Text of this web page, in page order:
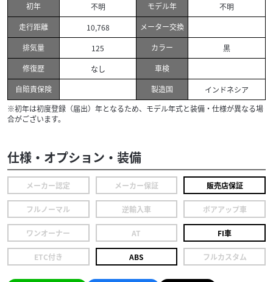
初年 不明 モデル年
不明
走行距離
10,768
メーター交換
排気量
125 カラー
黒
修復歴
なし
車検
自賠責保険
製造国
インドネシア
※初年は初度登録（届出）年となるため、モデル年式と装備・仕様が異なる場
合がございます。
仕様・オプション・装備
メーカー認定 メーカー保証 販売店保証
フルノーマル 逆輸入車 ボアアップ車
ワンオーナー AT FI車
ETC付き ABS フルカスタム